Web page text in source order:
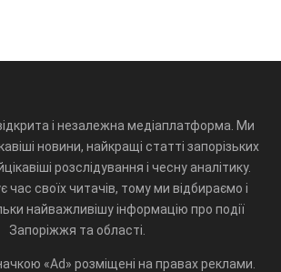
і незалежна медіаплатформа. Ми
новини, найкращі статті запорізьких
розслідування і чесну аналітику.
час своїх читачів, тому ми відбираємо і
найважливішу інформацію про події
Запоріжжя та області.
«Ad» розміщені на правах реклами.